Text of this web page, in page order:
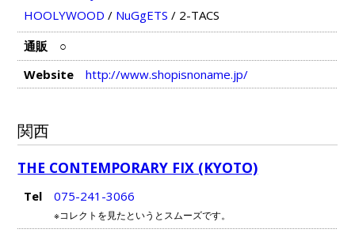
HOOLYWOOD / NuGgETS / 2-TACS
通販
○
Website
http://www.shopisnoname.jp/
関西
THE CONTEMPORARY FIX (KYOTO)
Tel 075-241-3066
※コレクトを見たというとスムーズです。